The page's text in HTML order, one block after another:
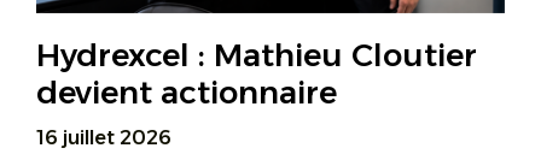
Hydrexcel : Mathieu Cloutier
devient actionnaire
16 juillet 2026